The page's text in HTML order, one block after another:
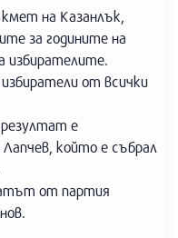
на Казанлък,
за годините на
избирателите.
от всички
резултат е
който е събрал
от партия